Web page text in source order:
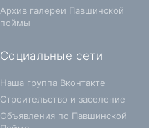
Архив галереи Павшинской
поймы
Социальные сети
Наша группа Вконтакте
Строительство и заселение
Объявления по Павшинской